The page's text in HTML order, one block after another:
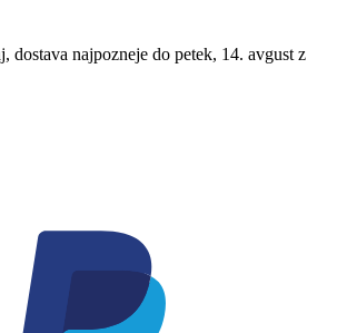
dostava najpozneje do petek, 14. avgust z